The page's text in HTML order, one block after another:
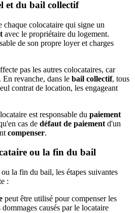
et du bail collectif
chaque colocataire qui signe un
avec le propriétaire du logement.
de son propre loyer et charges
pas les autres colocataires, car
revanche, dans le bail collectif, tous
contrat de location, les engageant
est responsable du paiement
cas de défaut de paiement d'un
compenser.
ou la fin du bail
la fin du bail, les étapes suivantes
:
peut être utilisé pour compenser les
causés par le locataire